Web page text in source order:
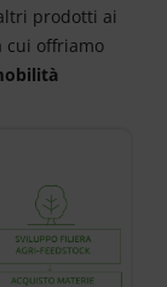
prodotti ai
cui offriamo